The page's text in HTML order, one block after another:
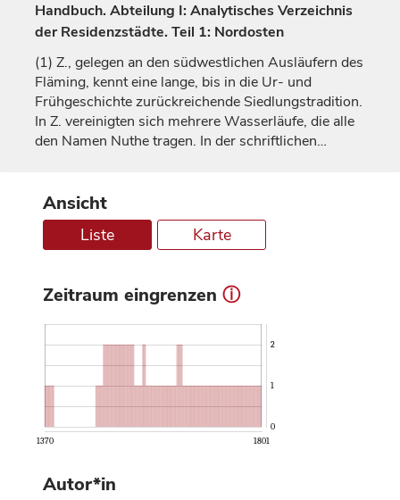
Handbuch. Abteilung I: Analytisches Verzeichnis
der Residenzstädte. Teil 1: Nordosten
(1) Z., gelegen an den südwestlichen Ausläufern des
Fläming, kennt eine lange, bis in die Ur- und
Frühgeschichte zurückreichende Siedlungstradition.
In Z. vereinigten sich mehrere Wasserläufe, die alle
den Namen Nuthe tragen. In der schriftlichen…
Ansicht
Liste Karte
Zeitraum eingrenzen ⓘ
1370 1801
0
1
2
Autor*in